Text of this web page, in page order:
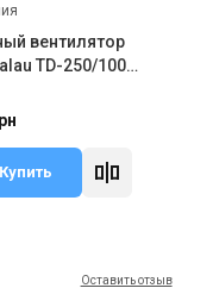
вентилятор
TD-250/100
Купить
Оставить отзыв